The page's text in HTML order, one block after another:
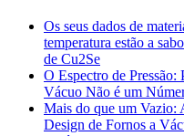
Os seus dados de
temperatura estão a
de Cu2Se
O Espectro de Pressão:
Vácuo Não é um
Mais do que um Vazio:
Design de Fornos a